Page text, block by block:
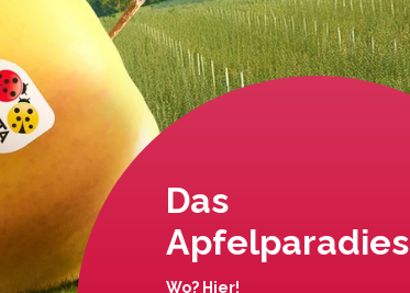
Das
Apfelparadies
Wo? Hier!